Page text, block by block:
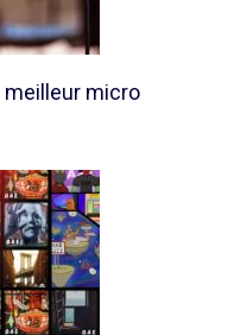
meilleur micro